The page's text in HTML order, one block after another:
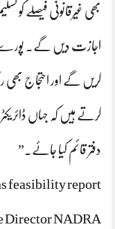
بھی غیرقانونی فیصلے کو
اجازت دیں گے۔ پورے
کریں گے اور احتجاج
کرتے ہیں کہ جہاں
دفتر قائم کیا جائے۔”
feasibility report
Director NADRA,